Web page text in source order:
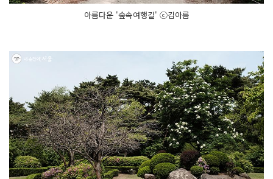
아름다운 '숲속여행길' ⓒ김아름